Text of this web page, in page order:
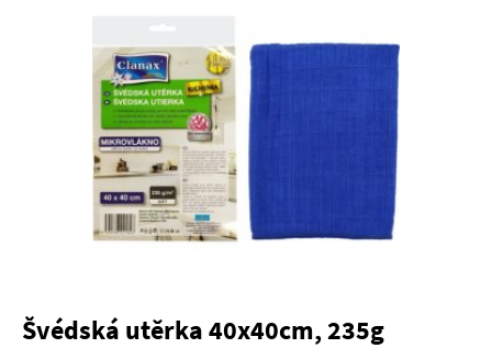
Švédská utěrka 40x40cm, 235g